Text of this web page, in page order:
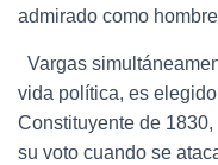
admirado como
Vargas
vida política, es
Constituyente de
su voto cuando se